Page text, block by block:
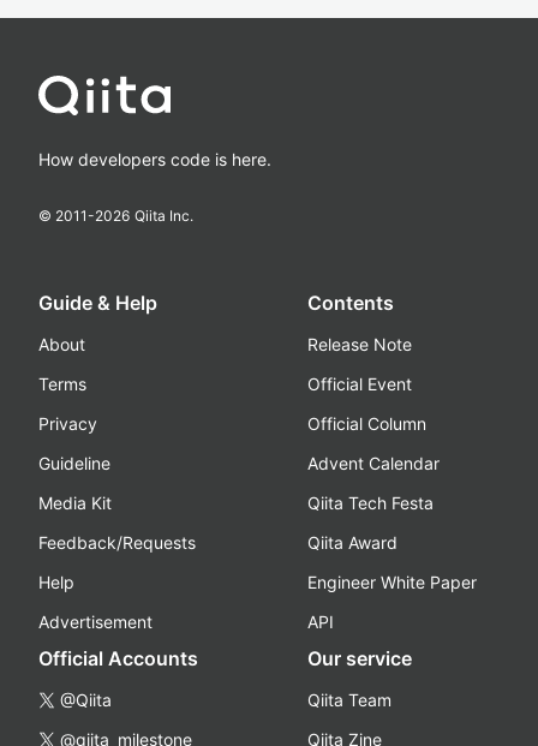
How developers code is here.
© 2011-2026 Qiita Inc.
Guide & Help
About
Terms
Privacy
Guideline
Media Kit
Feedback/Requests
Help
Advertisement
Contents
Release Note
Official Event
Official Column
Advent Calendar
Qiita Tech Festa
Qiita Award
Engineer White Paper
API
Official Accounts
@Qiita
@qiita_milestone
Our service
Qiita Team
Qiita Zine